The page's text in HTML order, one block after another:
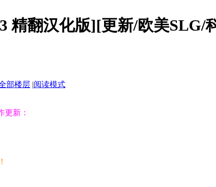
精翻汉化版][更新/欧美SLG/
部楼层 |阅读模式
更新：